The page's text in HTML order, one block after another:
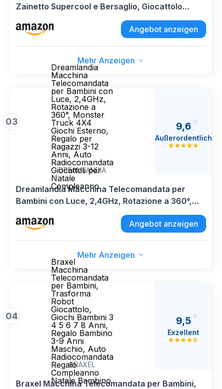
Zainetto Supercool e Bersaglio, Giocattolo
Gioco Bambino 3-12 Anni, Giochi Bambini 3 4 5 6
7 8 10 Anni, Regalo Bimbo 3 4 5 6 7 8 9 10 Anni
Angebot anzeigen
Mehr Anzeigen
03
Dreamlandia
Macchina
Telecomandata
per Bambini con
Luce, 2,4GHz,
Rotazione a
360°, Monster
Truck 4X4
Giochi Esterno,
Regalo per
Ragazzi 3-12
Anni, Auto
Radiocomandata
Giocattoli per
Natale
Compleanno
DREAMLANDIA
9,6
Außerordentlich
Dreamlandia Macchina Telecomandata per
Bambini con Luce, 2,4GHz, Rotazione a 360°,
Monster Truck 4X4 Giochi Esterno, Regalo per
Ragazzi 3-12 Anni, Auto Radiocomandata
Angebot anzeigen
Mehr Anzeigen
04
Braxel
Macchina
Telecomandata
per Bambini,
Trasforma
Robot
Giocattolo,
Giochi Bambini 3
4 5 6 7 8 Anni,
Regalo Bambino
3-9 Anni
Maschio, Auto
Radiocomandata
Regalo
Compleanno
Natale Bambino
BRAXEL
9,5
Exzellent
Braxel Macchina Telecomandata per Bambini,